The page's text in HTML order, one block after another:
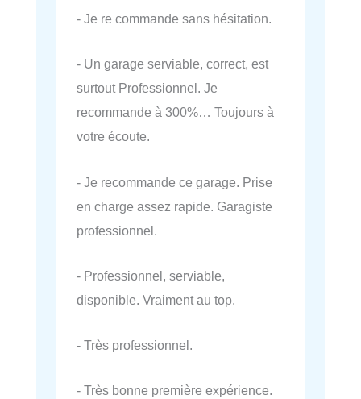
- Je re commande sans hésitation.
- Un garage serviable, correct, est
surtout Professionnel. Je
recommande à 300%… Toujours à
votre écoute.
- Je recommande ce garage. Prise
en charge assez rapide. Garagiste
professionnel.
- Professionnel, serviable,
disponible. Vraiment au top.
- Très professionnel.
- Très bonne première expérience.